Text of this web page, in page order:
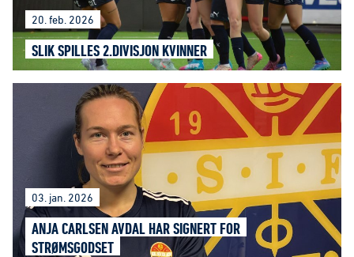
20. feb. 2026
SLIK SPILLES 2.DIVISJON KVINNER
03. jan. 2026
ANJA CARLSEN AVDAL HAR SIGNERT FOR
STRØMSGODSET